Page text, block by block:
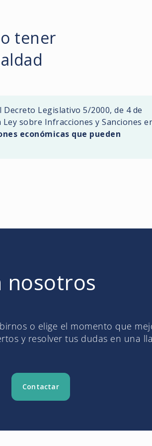
tener
Legislativo 5/2000, de 4 de
sobre Infracciones y Sanciones
económicas que pueden
nosotros
o elige el momento que
y resolver tus dudas en una
Contactar